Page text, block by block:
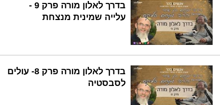
בדרך לאלון מורה פרק 9 -
עלייה שמינית מנצחת
בדרך לאלון מורה פרק 8- עולים
לסבסטיה